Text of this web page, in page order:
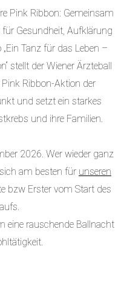
Pink Ribbon: Gemeinsam
Gesundheit, Aufklärung
Tanz für das Leben –
stellt der Wiener Ärzteball
Ribbon-Aktion der
und setzt ein starkes
und ihre Familien.
2026. Wer wieder ganz
am besten für unseren
bzw Erster vom Start des
eine rauschende Ballnacht